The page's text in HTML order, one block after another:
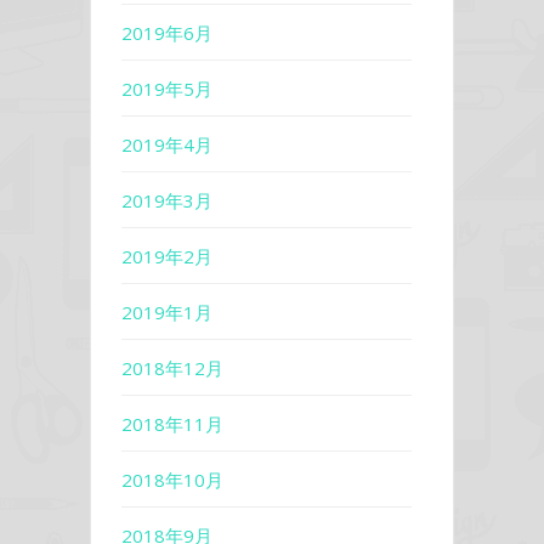
2019年6月
2019年5月
2019年4月
2019年3月
2019年2月
2019年1月
2018年12月
2018年11月
2018年10月
2018年9月